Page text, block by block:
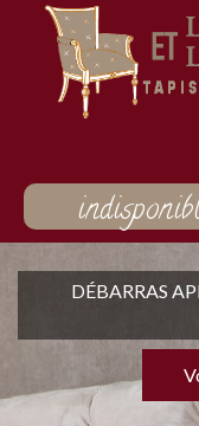
DÉBARRAS